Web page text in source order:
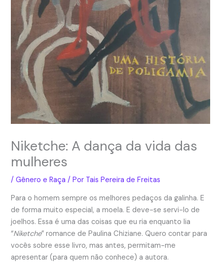
Niketche: A dança da vida das
mulheres
/Gênero e Raça / Por Tais Pereira de Freitas
Para o homem sempre os melhores pedaços da galinha. E
de forma muito especial, a moela. E deve-se servi-lo de
joelhos. Essa é uma das coisas que eu ria enquanto lia
“Niketche” romance de Paulina Chiziane. Quero contar para
vocês sobre esse livro, mas antes, permitam-me
apresentar (para quem não conhece) a autora.